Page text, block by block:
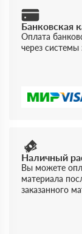
Банковская
Оплата
через
Наличный
Вы можете
материала
заказанного